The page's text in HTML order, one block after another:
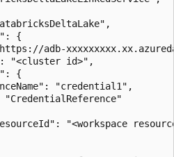
{
adb-
"<cluster id>",
{
"credential1",
"CredentialReference"
"<workspace